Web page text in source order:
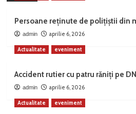
Persoane reținute de polițiștii din
admin aprilie 6, 2026
Actualitate eveniment
Accident rutier cu patru răniți pe
admin aprilie 6, 2026
Actualitate eveniment